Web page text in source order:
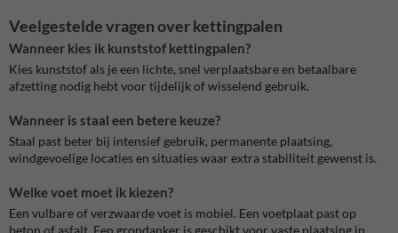
Veelgestelde vragen over kettingpalen
Wanneer kies ik kunststof kettingpalen?
Kies kunststof als je een lichte, snel verplaatsbare en betaalbare
afzetting nodig hebt voor tijdelijk of wisselend gebruik.
Wanneer is staal een betere keuze?
Staal past beter bij intensief gebruik, permanente plaatsing,
windgevoelige locaties en situaties waar extra stabiliteit gewenst is.
Welke voet moet ik kiezen?
Een vulbare of verzwaarde voet is mobiel. Een voetplaat past op
beton of asfalt. Een grondanker is geschikt voor vaste plaatsing in